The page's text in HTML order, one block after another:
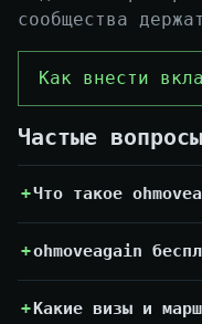
сообщества
Как внести
Частые вопросы
Что такое
ohmoveagain
Какие визы и